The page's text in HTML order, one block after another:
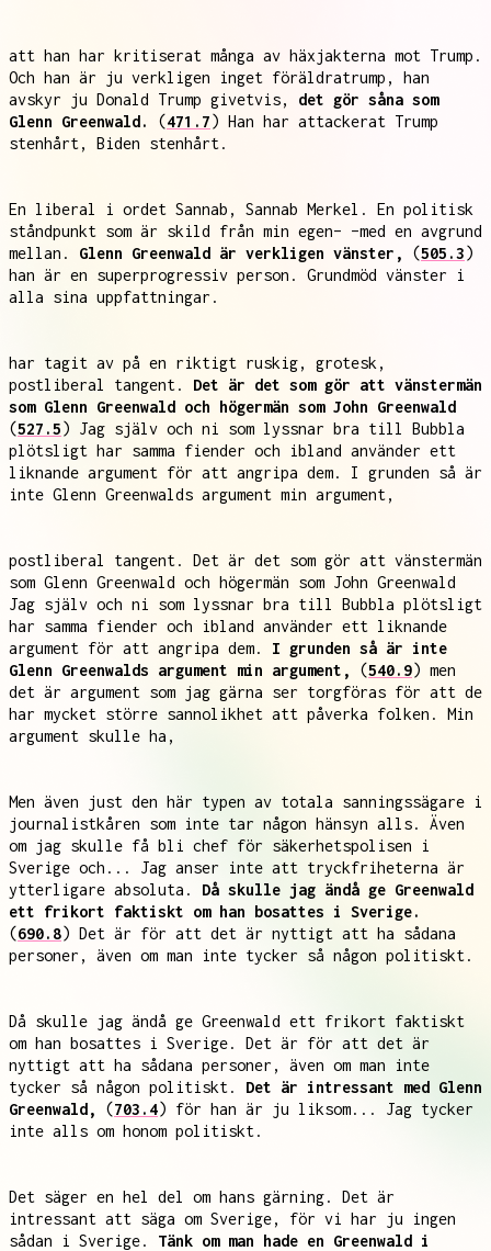
att han har kritiserat många av häxjakterna mot Trump.
Och han är ju verkligen inget föräldratrump, han
avskyr ju Donald Trump givetvis, det gör såna som
Glenn Greenwald.
(471.7) Han har attackerat Trump
stenhårt, Biden stenhårt.
En liberal i ordet Sannab, Sannab Merkel. En politisk
ståndpunkt som är skild från min egen– –med en avgrund
mellan. Glenn Greenwald är verkligen vänster, (505.3)
han är en superprogressiv person. Grundmöd vänster i
alla sina uppfattningar.
har tagit av på en riktigt ruskig, grotesk,
postliberal tangent. Det är det som gör att vänstermän
som Glenn Greenwald och högermän som John Greenwald
(527.5) Jag själv och ni som lyssnar bra till Bubbla
plötsligt har samma fiender och ibland använder ett
liknande argument för att angripa dem. I grunden så är
inte Glenn Greenwalds argument min argument,
postliberal tangent. Det är det som gör att vänstermän
som Glenn Greenwald och högermän som John Greenwald
Jag själv och ni som lyssnar bra till Bubbla plötsligt
har samma fiender och ibland använder ett liknande
argument för att angripa dem. I grunden så är inte
Glenn Greenwalds argument min argument,
(540.9) men
det är argument som jag gärna ser torgföras för att de
har mycket större sannolikhet att påverka folken. Min
argument skulle ha,
Men även just den här typen av totala sanningssägare i
journalistkåren som inte tar någon hänsyn alls. Även
om jag skulle få bli chef för säkerhetspolisen i
Sverige och... Jag anser inte att tryckfriheterna är
ytterligare absoluta. Då skulle jag ändå ge Greenwald
ett frikort faktiskt om han bosattes i Sverige.
(690.8) Det är för att det är nyttigt att ha sådana
personer, även om man inte tycker så någon politiskt.
Då skulle jag ändå ge Greenwald ett frikort faktiskt
om han bosattes i Sverige. Det är för att det är
nyttigt att ha sådana personer, även om man inte
tycker så någon politiskt. Det är intressant med Glenn
Greenwald,
(703.4) för han är ju liksom... Jag tycker
inte alls om honom politiskt.
Det säger en hel del om hans gärning. Det är
intressant att säga om Sverige, för vi har ju ingen
sådan i Sverige. Tänk om man hade en Greenwald i